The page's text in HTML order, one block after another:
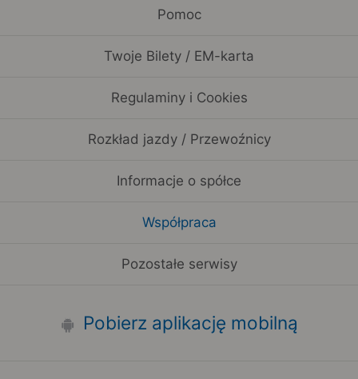
Pomoc
Twoje Bilety / EM-karta
Regulaminy i Cookies
Rozkład jazdy / Przewoźnicy
Informacje o spółce
Współpraca
Pozostałe serwisy
Pobierz aplikację mobilną